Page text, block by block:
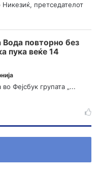
претседателот
повторно без
пука веќе 14
Фејсбук групата „...